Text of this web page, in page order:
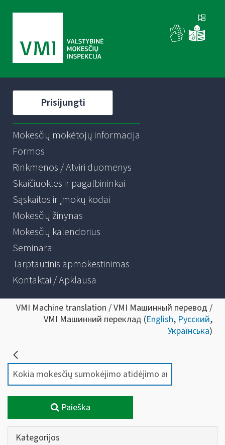
Prisijungti
Mokesčių mokėtojų informacija
Formos
Rinkmenos / Atviri duomenys
Skaičiuoklės ir pagalbininkai
Sąskaitos ir įmokų kodai
Mokesčių žinynas
Mokesčių kalendorius
Seminarai
Tarptautinis apmokestinimas
Kontaktai / Apklausa
VMI Machine translation / VMI Машинный перевод /
VMI Машинний переклад (English, Русский,
Українська)
Paieška
Kategorijos